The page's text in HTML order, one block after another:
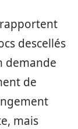
descellés
demande
de
mais